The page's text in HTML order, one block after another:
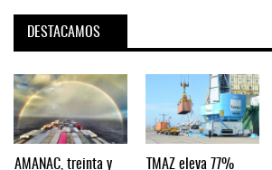
DESTACAMOS
AMANAC, treinta y
TMAZ eleva 77%